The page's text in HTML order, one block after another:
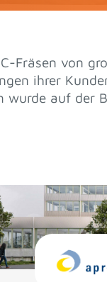
Fräsen von
ihrer
wurde auf der